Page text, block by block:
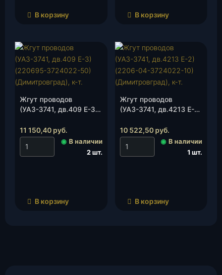
В корзину В корзину
Жгут проводов
(УАЗ-3741, дв.409 Е-3)
(Димитровград), к-т.
11 150,40 руб.
◉ В наличии
2 шт.
В корзину
Жгут проводов
(УАЗ-3741, дв.4213 Е-2)
(Димитровград), к-т.
10 522,50 руб.
◉ В наличии
1 шт.
В корзину